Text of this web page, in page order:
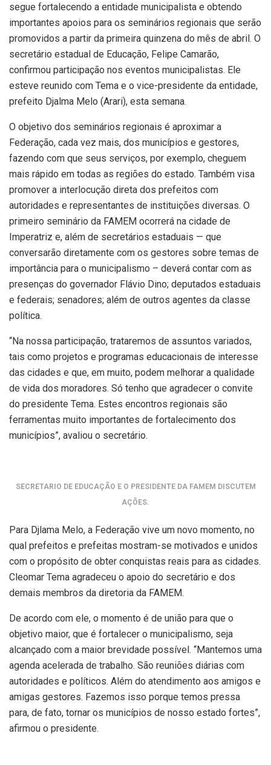
segue fortalecendo a entidade municipalista e obtendo
importantes apoios para os seminários regionais que serão
promovidos a partir da primeira quinzena do mês de abril. O
secretário estadual de Educação, Felipe Camarão,
confirmou participação nos eventos municipalistas. Ele
esteve reunido com Tema e o vice-presidente da entidade,
prefeito Djalma Melo (Arari), esta semana.
O objetivo dos seminários regionais é aproximar a
Federação, cada vez mais, dos municípios e gestores,
fazendo com que seus serviços, por exemplo, cheguem
mais rápido em todas as regiões do estado. Também visa
promover a interlocução direta dos prefeitos com
autoridades e representantes de instituições diversas. O
primeiro seminário da FAMEM ocorrerá na cidade de
Imperatriz e, além de secretários estaduais — que
conversarão diretamente com os gestores sobre temas de
importância para o municipalismo – deverá contar com as
presenças do governador Flávio Dino; deputados estaduais
e federais; senadores; além de outros agentes da classe
política.
“Na nossa participação, trataremos de assuntos variados,
tais como projetos e programas educacionais de interesse
das cidades e que, em muito, podem melhorar a qualidade
de vida dos moradores. Só tenho que agradecer o convite
do presidente Tema. Estes encontros regionais são
ferramentas muito importantes de fortalecimento dos
municípios”, avaliou o secretário.
SECRETARIO DE EDUCAÇÃO E O PRESIDENTE DA FAMEM DISCUTEM
AÇÕES.
Para Djlama Melo, a Federação vive um novo momento, no
qual prefeitos e prefeitas mostram-se motivados e unidos
com o propósito de obter conquistas reais para as cidades.
Cleomar Tema agradeceu o apoio do secretário e dos
demais membros da diretoria da FAMEM.
De acordo com ele, o momento é de união para que o
objetivo maior, que é fortalecer o municipalismo, seja
alcançado com a maior brevidade possível. “Mantemos uma
agenda acelerada de trabalho. São reuniões diárias com
autoridades e políticos. Além do atendimento aos amigos e
amigas gestores. Fazemos isso porque temos pressa
para, de fato, tornar os municípios de nosso estado fortes”,
afirmou o presidente.